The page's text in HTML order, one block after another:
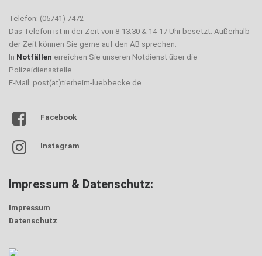
Telefon: (05741) 7472
Das Telefon ist in der Zeit von 8-13.30 & 14-17 Uhr besetzt. Außerhalb
der Zeit können Sie gerne auf den AB sprechen.
In Notfällen erreichen Sie unseren Notdienst über die
Polizeidiensstelle.
E-Mail: post(at)tierheim-luebbecke.de
Facebook
Instagram
Impressum & Datenschutz:
Impressum
Datenschutz